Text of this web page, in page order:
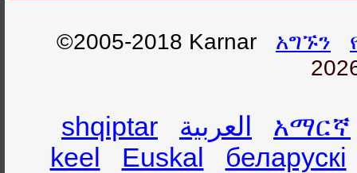
©2005-2018 Karnar አግኙን
shqiptar العربية
አማርኛ
keel
Euskal
беларускі